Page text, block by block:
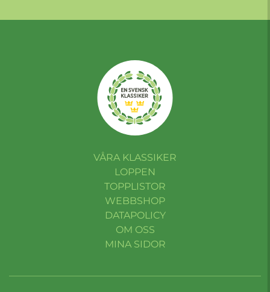
VÅRA KLASSIKER
LOPPEN
TOPPLISTOR
WEBBSHOP
DATAPOLICY
OM OSS
MINA SIDOR